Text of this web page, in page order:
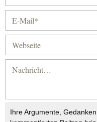
Ihre Argumente,